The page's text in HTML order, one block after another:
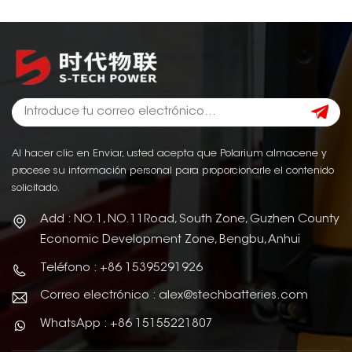
Al hacer clic en Enviar, usted acepta que Polarium almacene y
procese su información personal para proporcionarle el contenido
solicitado.
Add : NO.1, NO.11Road, South Zone, Guzhen County
Economic Development Zone, Bengbu, Anhui
Teléfono : +86 15395291926
Correo electrónico : alex@stechbatteries.com
WhatsApp : +86 15155221807